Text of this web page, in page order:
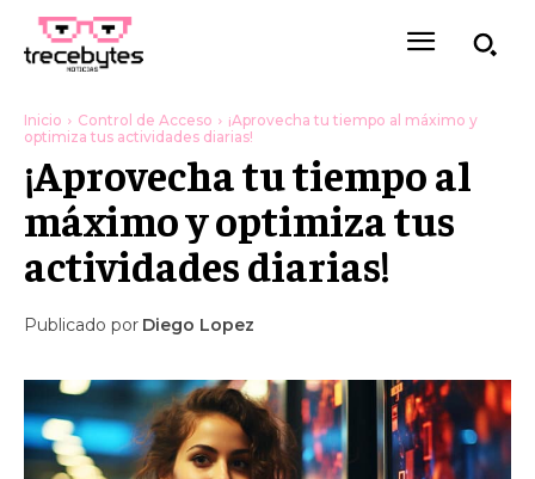
Inicio Control de Acceso
¡Aprovecha tu tiempo al máximo y
optimiza tus actividades diarias!
¡Aprovecha tu tiempo al
máximo y optimiza tus
actividades diarias!
Publicado por Diego Lopez